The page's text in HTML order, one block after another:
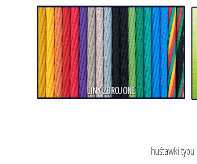
huśtawki typu
LINY ZBROJONE